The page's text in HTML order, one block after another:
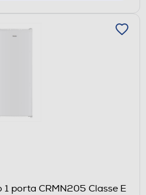
porta CRMN205 Classe E